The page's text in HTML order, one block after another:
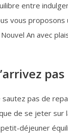
entre
vous
An avec
sautez pas de
de se jeter sur
déjeuner